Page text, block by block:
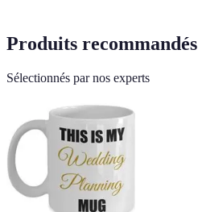
Produits recommandés
Sélectionnés par nos experts